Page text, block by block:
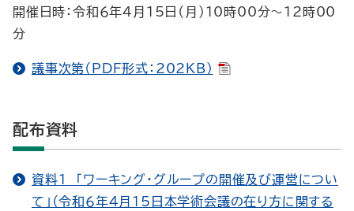
開催日時：令和６年４月15日（月）10時00分～12時00
分
議事次第（PDF形式：202KB）
配布資料
資料１ 「ワーキング・グループの開催及び運営につい
て」（令和６年４月15日本学術会議の在り方に関する